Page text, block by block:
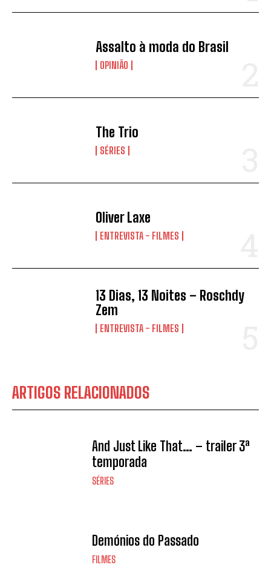
Assalto à moda do Brasil
OPINIÃO
The Trio
SÉRIES
Oliver Laxe
ENTREVISTA - FILMES
13 Dias, 13 Noites – Roschdy
Zem
ENTREVISTA - FILMES
ARTIGOS RELACIONADOS
And Just Like That… – trailer 3ª
temporada
SÉRIES
Demónios do Passado
FILMES